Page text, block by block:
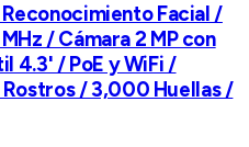
Facial /
/ Cámara 2 MP con
4.3' / PoE y WiFi /
/ 3,000 Huellas /